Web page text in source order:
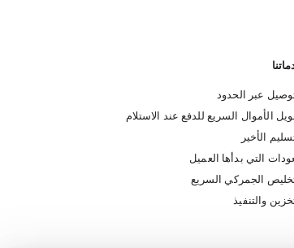
عبر الحدود
الأموال السريع للدفع عند الاستلام
الأخير
التي بدأها العميل
الجمركي السريع
والتنفيذ